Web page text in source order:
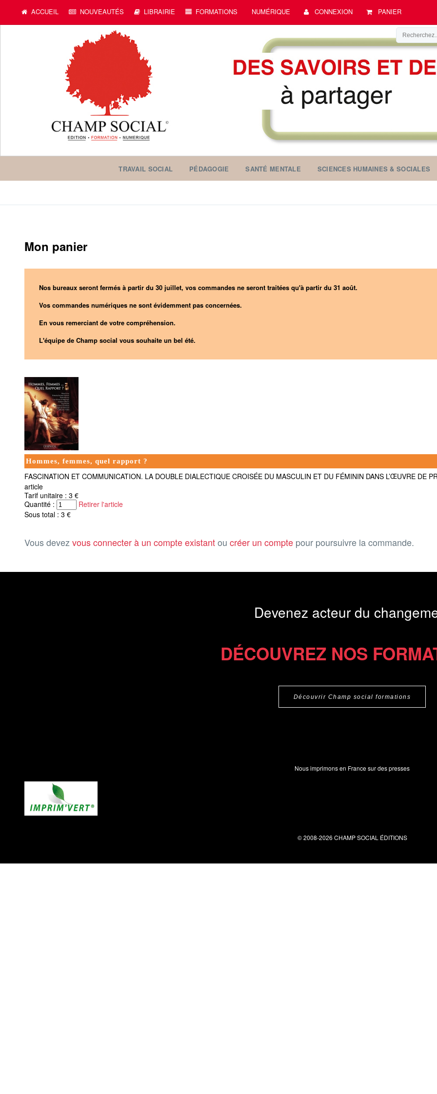
ACCUEIL NOUVEAUTÉS LIBRAIRIE FORMATIONS NUMÉRIQUE CONNEXION PANIER
TRAVAIL SOCIAL PÉDAGOGIE SANTÉ MENTALE SCIENCES HUMAINES & SOCIALES
Mon panier
Nos bureaux seront fermés à partir du 30 juillet, vos commandes ne seront traitées qu'à partir du 31 août.
Vos commandes numériques ne sont évidemment pas concernées.
En vous remerciant de votre compréhension.
L'équipe de Champ social vous souhaite un bel été.
Hommes, femmes, quel rapport ?
FASCINATION ET COMMUNICATION. LA DOUBLE DIALECTIQUE CROISÉE DU MASCULIN ET DU FÉMININ DANS L’ŒUVRE DE
article
Tarif unitaire : 3 €
Quantité :
Retirer l'article
Sous total : 3 €
Vous devezvous connecter à un compte existantou créer un compte pour poursuivre la commande.
Devenez acteur du
DÉCOUVREZ NOS
Découvrir Champ social formations
Nous imprimons en France sur des presses
© 2008-2026 CHAMP SOCIAL ÉDITIONS